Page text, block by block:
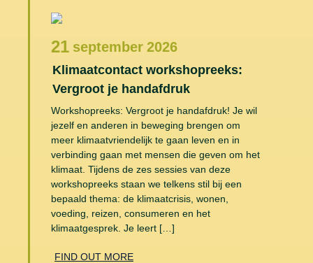
21 september 2026
Klimaatcontact workshopreeks:
Vergroot je handafdruk
Workshopreeks: Vergroot je handafdruk! Je wil
jezelf en anderen in beweging brengen om
meer klimaatvriendelijk te gaan leven en in
verbinding gaan met mensen die geven om het
klimaat. Tijdens de zes sessies van deze
workshopreeks staan we telkens stil bij een
bepaald thema: de klimaatcrisis, wonen,
voeding, reizen, consumeren en het
klimaatgesprek. Je leert […]
FIND OUT MORE